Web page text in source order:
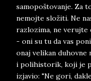
samopoštovanje. Za
nemojte složiti. Ne
razlozima, ne
- oni su tu da vas
onaj velikan duhovne
i polihistorik, koji je
izjavio: "Ne gori,